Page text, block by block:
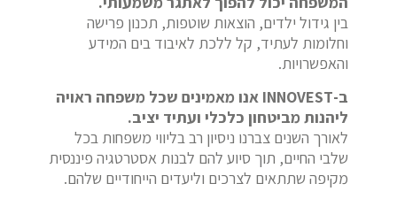
בין גידול ילדים, הוצאות שוטפות, תכנון פרישה
וחלומות לעתיד, קל ללכת לאיבוד בים המידע
והאפשרויות.
ב-INNOVEST אנו מאמינים שכל משפחה ראויה
ליהנות מביטחון כלכלי ועתיד יציב.
לאורך השנים צברנו ניסיון רב בליווי משפחות בכל
שלבי החיים, תוך סיוע להם לבנות אסטרטגיה פיננסית
מקיפה שתתאים לצרכים וליעדים הייחודיים שלהם.